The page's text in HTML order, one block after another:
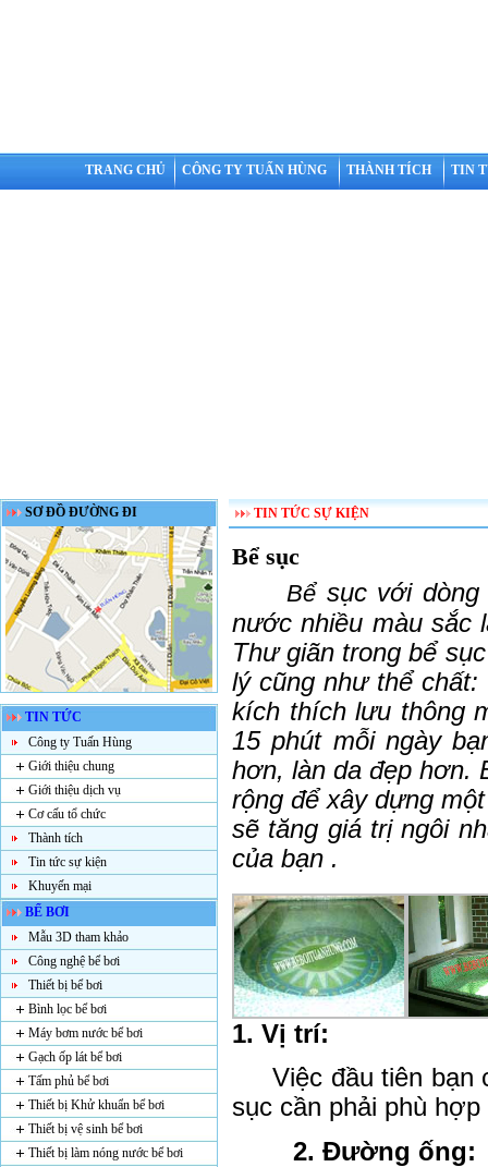
TRANG CHỦ CÔNG TY TUẤN HÙNG THÀNH TÍCH TIN
SƠ ĐỒ ĐƯỜNG ĐI
TIN TỨC
Công ty Tuấn Hùng
Giới thiệu chung
Giới thiệu dịch vụ
Cơ cấu tổ chức
Thành tích
Tin tức sự kiện
Khuyến mại
BỂ BƠI
Mẫu 3D tham khảo
Công nghệ bể bơi
Thiết bị bể bơi
Bình lọc bể bơi
Máy bơm nước bể bơi
Gạch ốp lát bể bơi
Tấm phủ bể bơi
Thiết bị Khử khuẩn bể bơi
Thiết bị vệ sinh bể bơi
Thiết bị làm nóng nước bể bơi
TIN TỨC SỰ KIỆN
Bể sục
Bể sục với
nước nhiều màu sắc
Thư giãn trong bể
lýcũng nhưthể chất:
kích thích lưu thông
15 phút mỗi ngày
hơn, làn da đẹp hơn.
rộng để xây dựng
sẽ tăng giá trị ngôi
của bạn .
1. Vị trí:
Việc đầu tiên bạn
sục cần phải phù
2. Đường ống: